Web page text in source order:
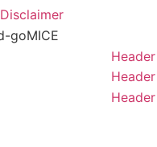
Disclaimer